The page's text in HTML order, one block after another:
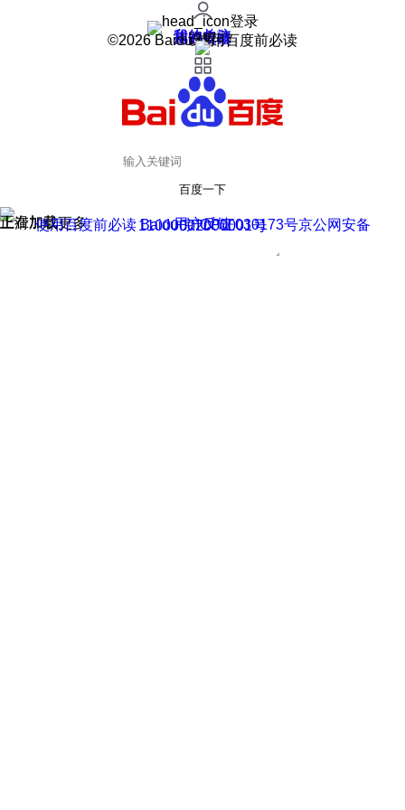
登录
我的关注
我的收藏
皮肤中心
用户反馈
设置
©2026 Baidu 使用百度前必读
百度一下
正在加载
上滑加载更多 用户反馈
使用百度前必读 Baidu 京ICP证030173号
京公网安备11000002000001号